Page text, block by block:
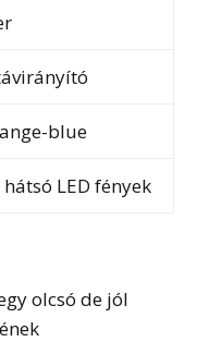
blue
LED fények
olcsó de jól